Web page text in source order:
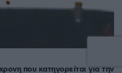
που κατηγορείται για την